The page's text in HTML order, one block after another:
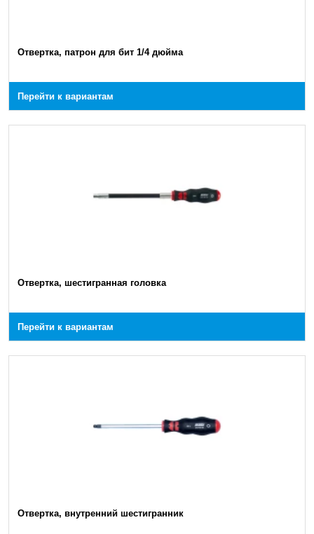
Отвертка, патрон для бит 1/4 дюйма
Перейти к вариантам
Отвертка, шестигранная головка
Перейти к вариантам
Отвертка, внутренний шестигранник